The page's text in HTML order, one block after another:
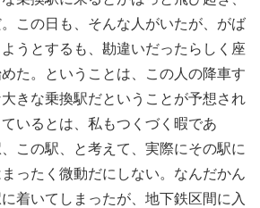
この日も、そんな人がいたが、がば
うとするも、勘違いだったらしく座
た。ということは、この人の降車す
きな乗換駅だということが予想され
いるとは、私もつくづく暇であ
この駅、と考えて、実際にその駅に
ったく微動だにしない。なんだかん
着いてしまったが、地下鉄区間に入